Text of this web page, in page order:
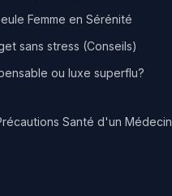
Femme en Sérénité
sans stress (Conseils)
ou luxe superflu?
Santé d'un Médecin